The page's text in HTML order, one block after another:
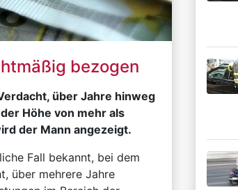
bezogen
über Jahre hinweg
Höhe von mehr als
der Mann angezeigt.
Fall bekannt, bei dem
über mehrere Jahre